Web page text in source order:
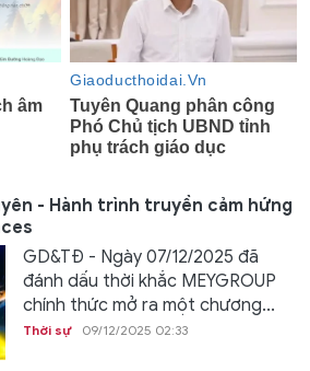
- Hành trình truyền cảm hứng
GD&TĐ - Ngày 07/12/2025 đã
đánh dấu thời khắc MEYGROUP
chính thức mở ra một chương...
Thời sự 09/12/2025 02:33